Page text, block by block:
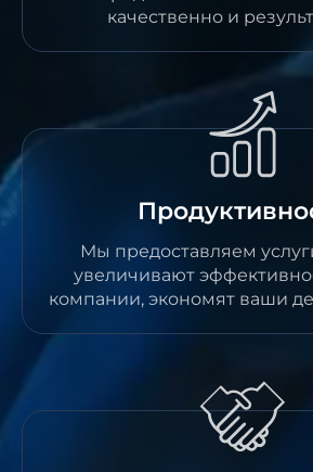
качественно и
Мы предоставляем
увеличивают
компании, экономят ваши